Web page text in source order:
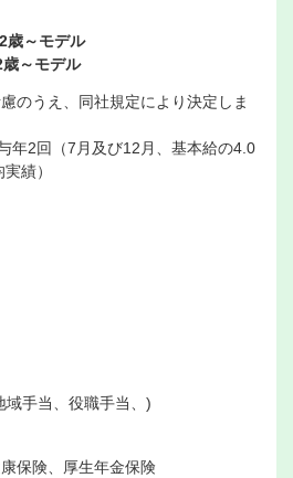
歳～モデル
歳～モデル
のうえ、同社規定により決定しま
年2回（7月及び12月、基本給の4.0
績）
域手当、役職手当、)
保険、厚生年金保険